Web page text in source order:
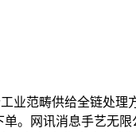
范畴供给全链处理
。网讯消息手艺无限